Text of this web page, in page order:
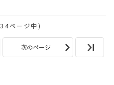
ページ中)
次のページ